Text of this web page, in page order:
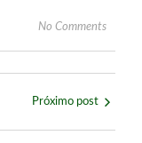
No Comments
Próximo post